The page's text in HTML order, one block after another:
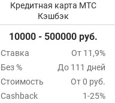
Кредитная карта МТС
Кэшбэк
10000 - 500000 руб.
Ставка
От 11,9%
Без %
До 111 дней
Стоимость
От 0 руб.
Cashback
1-25%